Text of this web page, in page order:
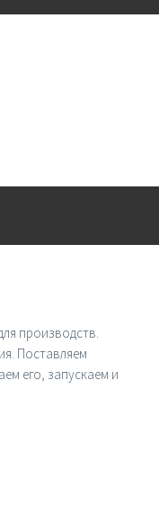
производств.
Поставляем
его, запускаем и